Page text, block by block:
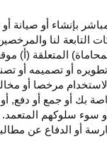
بإنشاء أو صيانة
التابعة لنا
المتعلقة (أ)
أو تصميمه أو
مرخصا أو مخالفا
بك أو جمع أو دفع,
سوء سلوكهم المتعمد.
أو الدفاع عن مطالبة